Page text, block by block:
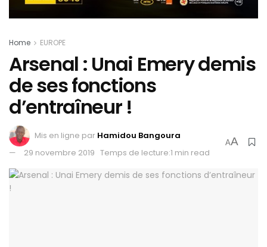
Home EUROPE
Arsenal : Unai Emery demis
de ses fonctions
d’entraîneur !
Mis en ligne par Hamidou Bangoura
29 novembre 2019 Temps de lecture:1 min read
AA